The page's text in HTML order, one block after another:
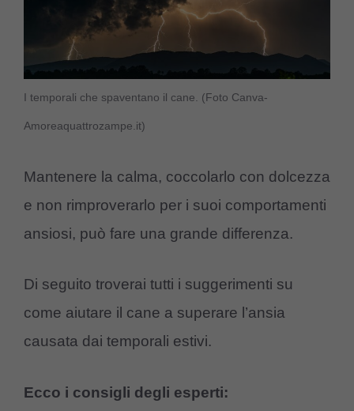
I temporali che spaventano il cane. (Foto Canva-
Amoreaquattrozampe.it)
Mantenere la calma, coccolarlo con dolcezza
e non rimproverarlo per i suoi comportamenti
ansiosi, può fare una grande differenza.
Di seguito troverai tutti i suggerimenti su
come aiutare il cane a superare l’ansia
causata dai temporali estivi.
Ecco i consigli degli esperti: